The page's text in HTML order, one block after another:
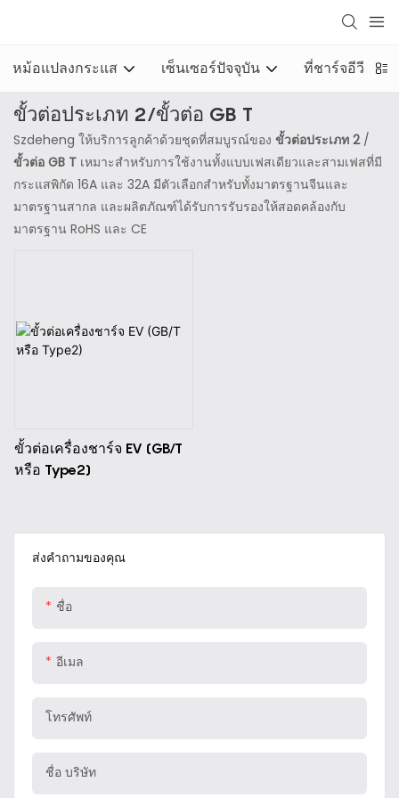
หม้อแปลงกระแส เซ็นเซอร์ปัจจุบัน ที่ชาร์จอีวี
ขั้วต่อประเภท 2/ขั้วต่อ GB T
Szdeheng ให้บริการลูกค้าด้วยชุดที่สมบูรณ์ของ ขั้วต่อประเภท 2 /
ขั้วต่อ GB T เหมาะสำหรับการใช้งานทั้งแบบเฟสเดียวและสามเฟสที่มี
กระแสพิกัด 16A และ 32A มีตัวเลือกสำหรับทั้งมาตรฐานจีนและ
มาตรฐานสากล และผลิตภัณฑ์ได้รับการรับรองให้สอดคล้องกับ
มาตรฐาน RoHS และ CE
ส่งคำถามของคุณ
ชื่อ
อีเมล
โทรศัพท์
ชื่อ บริษัท
ขั้วต่อเครื่องชาร์จ EV (GB/T
หรือ Type2)